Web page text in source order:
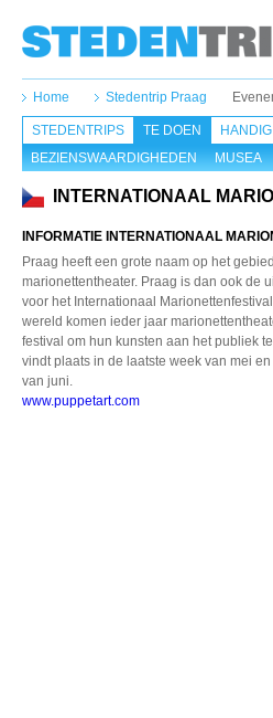
Home Stedentrip Praag
STEDENTRIPS
TE DOEN
BEZIENSWAARDIGHEDEN
MUSEA
INTERNATIONAAL
INFORMATIE INTERNATIONAAL
Praag heeft een grote naam op het
marionettentheater. Praag is dan ook de
voor het Internationaal
wereld komen ieder jaar
festival om hun kunsten aan het publiek
vindt plaats in de laatste week van mei
van juni.
www.puppetart.com